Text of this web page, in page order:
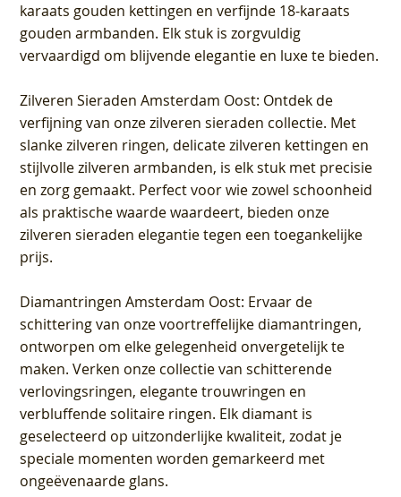
karaats gouden kettingen en verfijnde 18-karaats
gouden armbanden. Elk stuk is zorgvuldig
vervaardigd om blijvende elegantie en luxe te bieden.
Zilveren Sieraden Amsterdam Oost: Ontdek de
verfijning van onze zilveren sieraden collectie. Met
slanke zilveren ringen, delicate zilveren kettingen en
stijlvolle zilveren armbanden, is elk stuk met precisie
en zorg gemaakt. Perfect voor wie zowel schoonheid
als praktische waarde waardeert, bieden onze
zilveren sieraden elegantie tegen een toegankelijke
prijs.
Diamantringen Amsterdam Oost: Ervaar de
schittering van onze voortreffelijke diamantringen,
ontworpen om elke gelegenheid onvergetelijk te
maken. Verken onze collectie van schitterende
verlovingsringen, elegante trouwringen en
verbluffende solitaire ringen. Elk diamant is
geselecteerd op uitzonderlijke kwaliteit, zodat je
speciale momenten worden gemarkeerd met
ongeëvenaarde glans.